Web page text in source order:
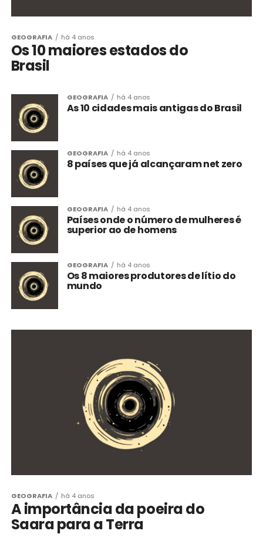
GEOGRAFIA há 4 anos
Os 10 maiores estados do
Brasil
GEOGRAFIA há 4 anos
As 10 cidades mais antigas do Brasil
GEOGRAFIA há 4 anos
8 países que já alcançaram net zero
GEOGRAFIA há 4 anos
Países onde o número de mulheres é
superior ao de homens
GEOGRAFIA há 4 anos
Os 8 maiores produtores de lítio do
mundo
GEOGRAFIA há 4 anos
A importância da poeira do
Saara para a Terra